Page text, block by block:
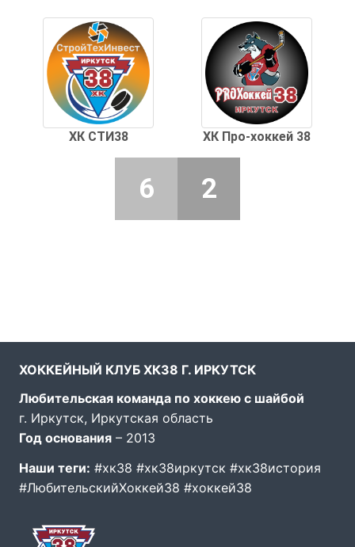
ХК СТИ38 ХК Про-хоккей 38
6 2
ХОККЕЙНЫЙ КЛУБ ХК38 Г. ИРКУТСК
Любительская команда по хоккею с шайбой
г. Иркутск, Иркутская область
Год основания – 2013
Наши теги: #хк38 #хк38иркутск #хк38история
#ЛюбительскийХоккей38 #хоккей38